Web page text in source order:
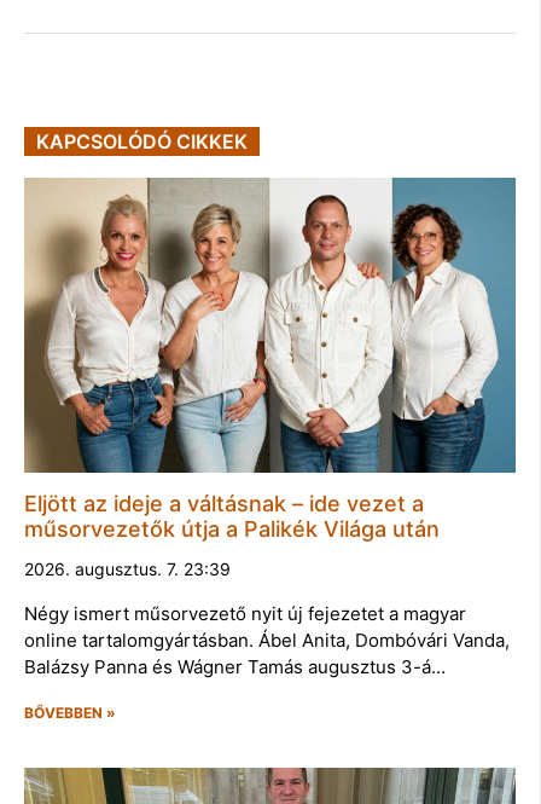
KAPCSOLÓDÓ CIKKEK
Eljött az ideje a váltásnak – ide vezet a
műsorvezetők útja a Palikék Világa után
2026. augusztus. 7. 23:39
Négy ismert műsorvezető nyit új fejezetet a magyar
online tartalomgyártásban. Ábel Anita, Dombóvári Vanda,
Balázsy Panna és Wágner Tamás augusztus 3-á…
BŐVEBBEN »